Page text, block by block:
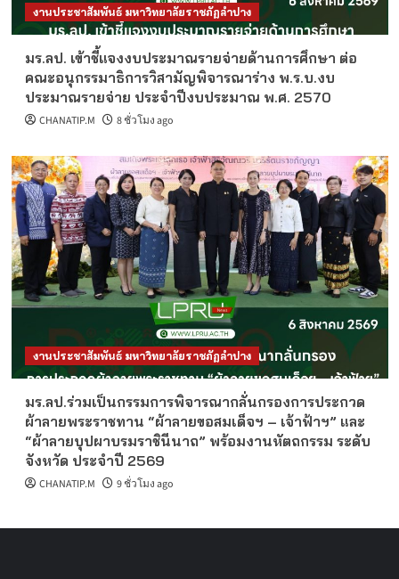
งานประชาสัมพันธ์ มหาวิทยาลัยราชภัฏลำปาง
มร.ลป. เข้าชี้แจงงบประมาณรายจ่ายด้านการศึกษา ต่อ
คณะอนุกรรมาธิการวิสามัญพิจารณาร่าง พ.ร.บ.งบ
ประมาณรายจ่าย ประจำปีงบประมาณ พ.ศ. 2570
CHANATIP.M 8 ชั่วโมง ago
งานประชาสัมพันธ์ มหาวิทยาลัยราชภัฏลำปาง
มร.ลป.ร่วมเป็นกรรมการพิจารณากลั่นกรองการประกวด
ผ้าลายพระราชทาน “ผ้าลายขอสมเด็จฯ – เจ้าฟ้าฯ” และ
“ผ้าลายบุปผาบรมราชินีนาถ” พร้อมงานหัตถกรรม ระดับ
จังหวัด ประจำปี 2569
CHANATIP.M 9 ชั่วโมง ago